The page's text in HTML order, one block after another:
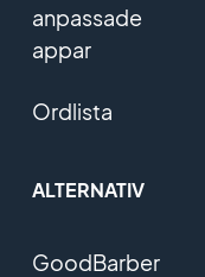
anpassade
appar
Ordlista
ALTERNATIV
GoodBarber